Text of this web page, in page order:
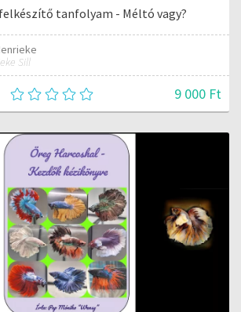
tanfolyam - Méltó vagy?
Sill
9 000 Ft